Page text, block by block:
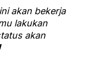
akan bekerja
lakukan
akan